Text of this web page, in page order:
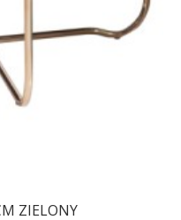
ZIELONY